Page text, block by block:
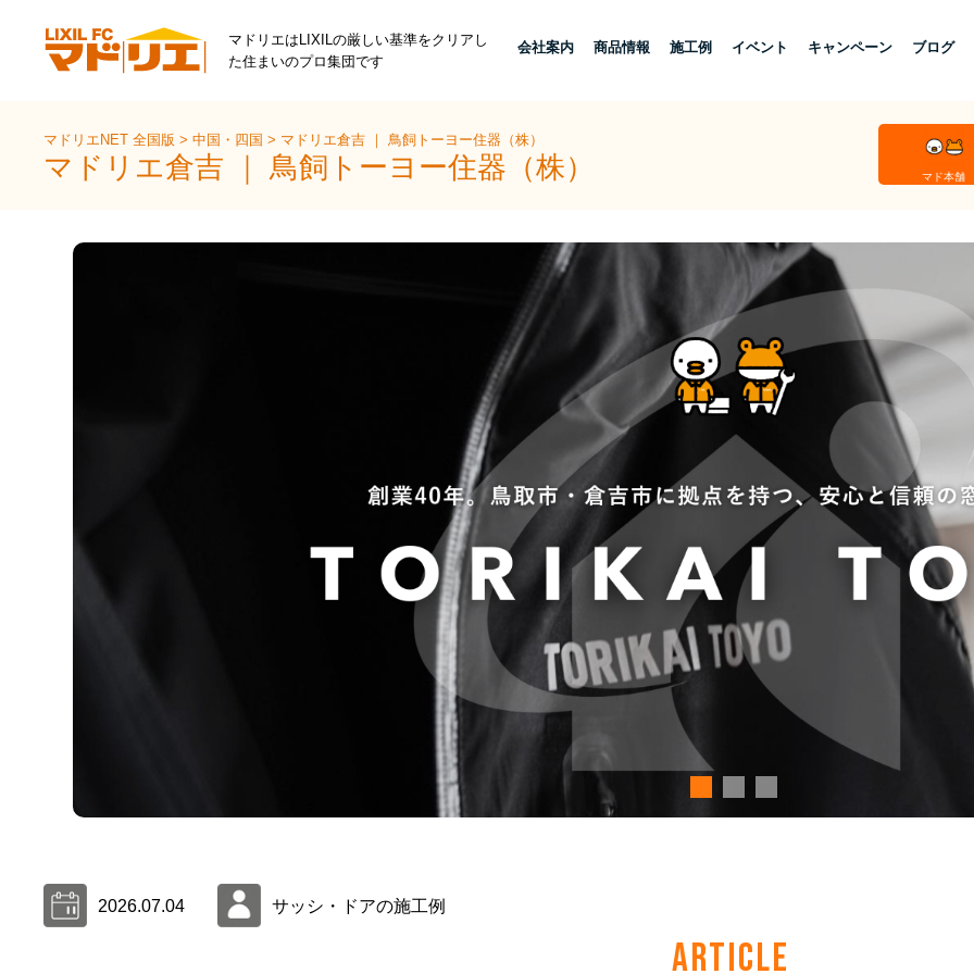
マドリエはLIXILの厳しい基準をクリアし
た住まいのプロ集団です
会社案内 商品情報 施工例 イベント キャンペーン ブログ
マドリエNET 全国版>中国・四国> マドリエ倉吉 ｜ 鳥飼トーヨー住器（株）
マドリエ倉吉 ｜ 鳥飼トーヨー住器（株） マド本舗
2026.07.04 サッシ・ドアの施工例
ARTICLE